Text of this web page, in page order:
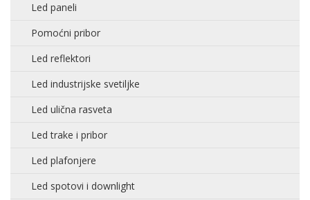
Led paneli
Pomoćni pribor
Led reflektori
Led industrijske svetiljke
Led ulična rasveta
Led trake i pribor
Led plafonjere
Led spotovi i downlight